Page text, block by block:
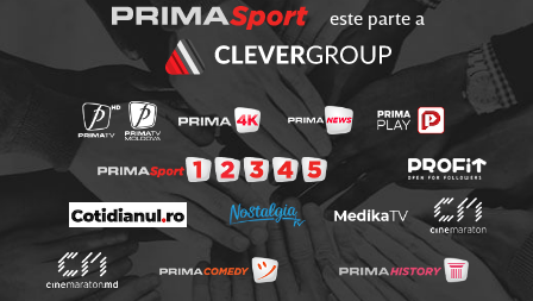
este parte a